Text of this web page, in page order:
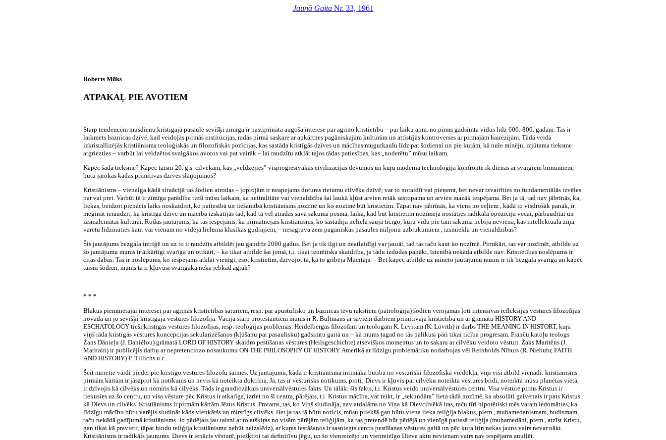
Jaunā GaitaNr. 33, 1961
Roberts Mūks
ATPAKAĻ PIE AVOTIEM
Starp tendencēm mūsdienu kristīgajā pasaulē sevišķi zīmīga ir pastiprināta augoša interese par agrīno kristietību – par laiku apm. no pirms gadsimta vidus līdz 600.-800. gadam. Tas ir
laikmets baznīcas dzīvē, kad veidojās pirmās institūcijas, radās pirmā saskare ar apkārtnes pagāniskajām kultūrām un attīstījās kontroverses ar pirmajām hairēzijām. Tādā veidā
izkristallizējās kristiānisma teoloģiskās un filozofiskās pozīcijas, kas sastāda kristīgās dzīves un mācības mugurkaulu līdz pat šodienai un pie kuŗām, kā nule minēju, izjūtama tieksme
atgriezties – varbūt lai veldzētos svaigākos avotos vai pat vairāk – lai raudzītu atklāt tajos tādas patiesības, kas „noderētu” mūsu laikam.
Kāpēc šāda tieksme? Kāpēc taisni 20. g.s. cilvēkam, kas „veldzējies” visprogresīvākās civilizācijas devumos un kuŗu modernā technoloģija konfrontē ik dienas ar svaigiem brīnumiem, –
būtu jārokas kādas primitīvas dzīves slāņojumos?
Kristiānisms – vienalga kādā situācijā tas šodien atrodas – joprojām ir neapejams dotums rietumu cilvēka dzīvē; var to noraidīt vai pieņemt, bet nevar izvairīties no fundamentālās izvēles
par vai pret. Varbūt tā ir zīmīga parādība tieši mūsu laikam, ka neitralitāte vai vienaldzība šai laukā kļūst arvien retāk sastopama un arvien mazāk iespējama. Bet ja tā, tad nav jābrīnās, ka,
liekas, beidzot pienācis laiks noskaidrot, ko patiesībā un tiešamībā kristiānisms nozīmē un ko nozīmē būt kristietim. Tāpat nav jābrīnās, ka viens no ceļiem , kādā to visdrošāk panāk, ir
mēģināt ieraudzīt, kā kristīgā dzīve un mācība izskatījās tad, kad tā vēl atradās savā sākuma posmā, laikā, kad būt kristietim nozīmēja nostāties radikālā opozīcijā vecai, pārbaudītai un
izsmalcinātai kultūrai. Rodas jautājums, kā tas iespējams, ka pirmatnējais kristiānisms, ko sastādīja neliela sauja ticīgo, kuŗu vidū pie tam sākumā nebija neviena, kas intellektuālā ziņā
varētu līdzināties kaut vai vienam no vidējā lieluma klasikas gudrajiem, – nesagruva zem pagāniskās pasaules miljonu uzbrukumiem , izsmiekla un vienaldzības?
Šis jautājums bezgala intriģē un uz to ir raudzīts atbildēt jau gandrīz 2000 gadus. Bet ja tik ilgi un neatlaidīgi var jautāt, tad tas taču kaut ko nozīmē. Pirmkārt, tas var nozīmēt, atbilde uz
šo jautājumu mums ir ārkārtīgi svarīga un otrkārt, – ka tikai atbilde šai jomā, t.i. tikai teorētiska skaidrība, ja tādu izdodas panākt, īstenībā nekāda atbilde nav. Kristietības noslēpums ir
citas dabas. Tas ir noslēpums, ko iespējams atklāt vienīgi, esot kristietim, dzīvojot tā, kā to gribēja Mācītājs. – Bet kāpēc atbilde uz minēto jautājumu mums ir tik bezgala svarīga un kāpēc
taisni šodien, mums tā ir kļuvusi svarīgāka nekā jebkad agrāk?
* * *
Blakus pieminētajai interesei par agrīnās kristietības saturiem, resp. par apustulisko un baznīcas tēvu rakstiem (patroloģija) šodien vērojamas ļoti intensīvas refleksijas vēstures filozofijas
novadā un jo sevišķi kristīgajā vēstures filozofijā. Vācijā starp protestantiem mums ir R. Bultmans ar saviem darbiem primitīvajā kristietībā un ar grāmatu HISTORY AND
ESCHATOLOGY tieši kristīgās vēstures filozofijas, resp. teoloģijas problēmās. Heidelbergas filozofam un teologam K. Levitam (K. Lövith) ir darbs THE MEANING IN HISTORT, kuŗā
viņš rāda kristīgās vēstures koncepcijas sekularizēšanos (kļūšanu par pasaulisku) gadsimtu gaitā un – kā mums tagad no tās palikusi pāri tikai ticība progresam. Franču katoļu teologs
Žans Dānieļu (J. Daniélou) grāmatā LORD OF HISTORY skaidro pestīšanas vēstures (Heilsgeschichte) atsevišķos momentus un to sakaru ar cilvēku veidoto vēsturi. Žaks Maritēns (J.
Maritain) ir publicējis darbu ar nepretenciozo nosaukumu ON THE PHILOSOPHY OF HISTORY. Amerikā ar līdzīgu problemātiku nodarbojas vēl Reinholds Nīburs (R. Niebuhr, FAITH
AND HISTORY) P. Tillichs u.c.
Šeit minētie vārdi pieder pie kristīgo vēstures filozofu saimes. Uz jautājumu, kāda ir kristiānisma intīmākā būtība no vēsturiski filozofiskā viedokļa, viņi visi atbild vienādi: kristiānisms
pirmām kārtām ir jāsaprot kā notikums un nevis kā noteikta doktrīna. Jā, tas ir vēsturisks notikums, proti: Dievs ir kļuvis par cilvēku noteiktā vēstures brīdī, noteiktā mūsu planētas vietā,
ir dzīvojis kā cilvēks un nomiris kā cilvēks. Tāds ir grandiozākais universālvēstures fakts. Un tālāk: šis fakts, t.i. Kristus veido universālvēstures centru. Visa vēsture pirms Kristus ir
tiekusies uz šo centru, un visa vēsture pēc Kristus ir atkarīga, izriet no šī centra, pārējais, t.i. Kristus mācība, var teikt, ir „sekundāra” lieta tādā nozīmē, ka absolūti galvenais ir pats Kristus
kā Dievs un cilvēks. Kristiānisms ir pirmām kārtām Jēzus Kristus. Protams, tas, ko Viņš sludināja, nav atdalāms no Viņa kā Dievcilvēkā iras, taču tīri hipotētiski mēs varam iedomāties, ka
līdzīgu mācību būtu varējis sludināt kāds vienkāršs un mirstīgs cilvēks. Bet ja tas tā būtu noticis, mūsu priekšā gan būtu viena lieka reliģija blakus, piem., muhamedanismam, budismam,
taču nekādā gadījumā kristiānisms. Jo pēdējais jau taisni ar to atšķiŗas no visām pārējām reliģijām, ka tas pretendē būt pēdējā un vienīgā patiesā reliģija (muhamedāņi, piem., atzīst Kristu,
gan tikai kā pravieti; tāpat hindu reliģija kristiānismu nebūt neizslēdz), ar kuŗas iestāšanos ir sasniegts centrs pestīšanas vēstures gaitā un pēc kuŗa itin nekas jauns vairs nevar nākt.
Kristiānisms ir radikāls jaunums. Dievs ir ienācis vēsturē, piešķirot tai definitīvu jēgu, un šo vienreizējo un vienreizīgo Dieva aktu nevienam vairs nav iespējams anullēt.